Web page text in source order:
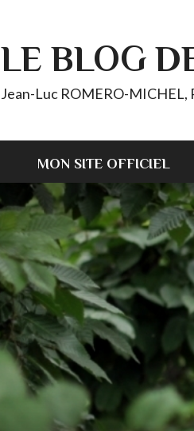
LE BLOG
Jean-Luc ROMERO-MICHEL,
MON SITE OFFICIEL